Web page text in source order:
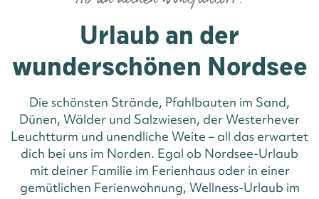
Urlaub an der
wunderschönen Nordsee
Die schönsten Strände, Pfahlbauten im Sand,
Dünen, Wälder und Salzwiesen, der Westerhever
Leuchtturm und unendliche Weite – all das erwartet
dich bei uns im Norden. Egal ob Nordsee-Urlaub
mit deiner Familie im Ferienhaus oder in einer
gemütlichen Ferienwohnung, Wellness-Urlaub im